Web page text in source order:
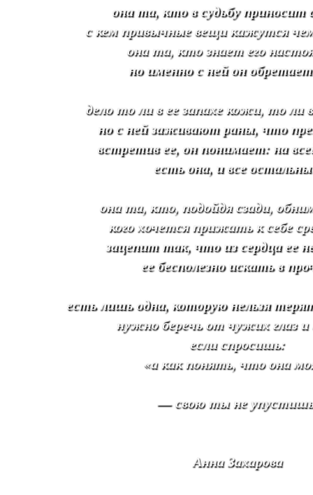
она та, кто в судьбу приносит
с кем привычные вещи кажутся
она та, кто знает его
но именно с ней он
дело то ли в ее запахе кожи, то ли
но с ней заживают раны, что
встретив ее, он понимает: на
есть она, и все
она та, кто, подойдя сзади,
кого хочется прижать к себе
зацепит так, что из сердца ее
ее бесполезно искать в
есть лишь одна, которую нельзя
нужно беречь от чужих глаз и
если спросишь:
«а как понять, что она
— свою ты не
Анна Захарова